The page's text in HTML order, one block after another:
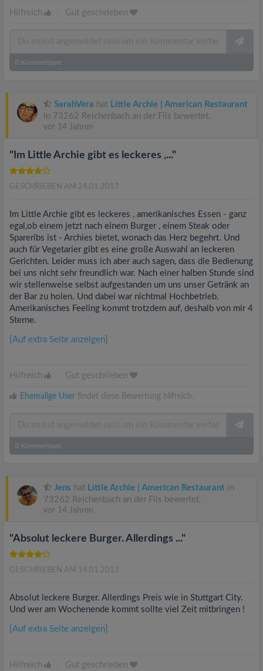
Hilfreich Gut geschrieben
0 Kommentare
SarahVera hat Little Archie | American Restaurant
in 73262 Reichenbach an der Fils bewertet.
vor 14 Jahren
"Im Little Archie gibt es leckeres ,..."
GESCHRIEBEN AM 24.01.2013
Im Little Archie gibt es leckeres , amerikanisches Essen - ganz
egal,ob einem jetzt nach einem Burger , einem Steak oder
Spareribs ist - Archies bietet, wonach das Herz begehrt. Und
auch für Vegetarier gibt es eine große Auswahl an leckeren
Gerichten. Leider muss ich aber auch sagen, dass die Bedienung
bei uns nicht sehr freundlich war. Nach einer halben Stunde sind
wir stellenweise selbst aufgestanden um uns unser Getränk an
der Bar zu holen. Und dabei war nichtmal Hochbetrieb.
Amerikanisches Feeling kommt trotzdem auf, deshalb von mir 4
Sterne.
[Auf extra Seite anzeigen]
Hilfreich Gut geschrieben
Ehemalige User findet diese Bewertung hilfreich.
0 Kommentare
Jens hat Little Archie | American Restaurant in
73262 Reichenbach an der Fils bewertet.
vor 14 Jahren
"Absolut leckere Burger. Allerdings ..."
GESCHRIEBEN AM 14.01.2013
Absolut leckere Burger. Allerdings Preis wie in Stuttgart City.
Und wer am Wochenende kommt sollte viel Zeit mitbringen !
[Auf extra Seite anzeigen]
Hilfreich Gut geschrieben